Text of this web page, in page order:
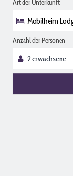
Art der Unterkunft
Mobilheim
Anzahl der Personen